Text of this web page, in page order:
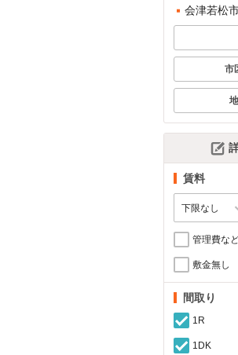
会津若松
市
賃料
管理費な
敷金無し
間取り
1R
1DK